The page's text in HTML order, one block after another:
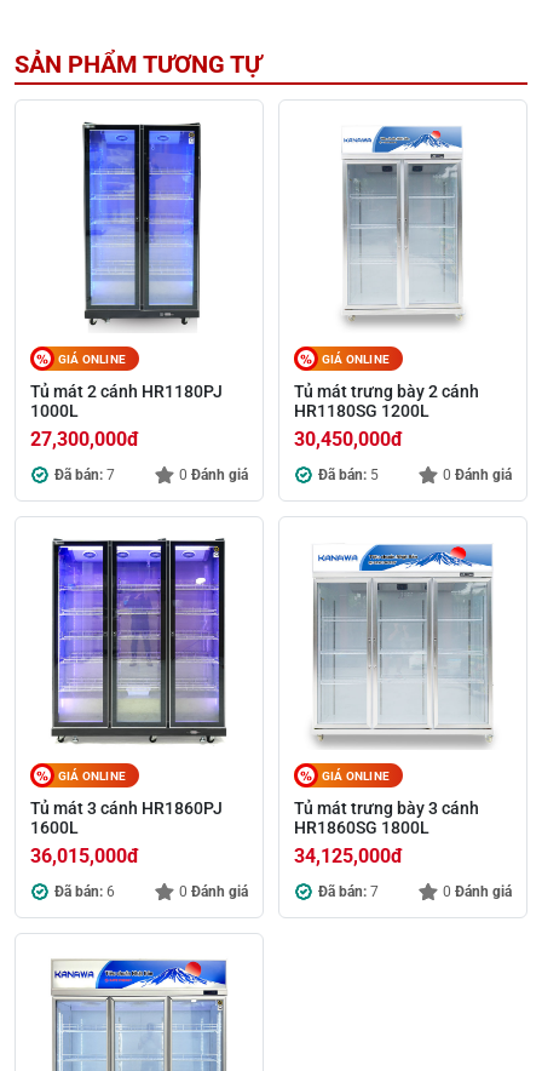
SẢN PHẨM TƯƠNG TỰ
GIÁ ONLINE
Tủ mát 2 cánh HR1180PJ
1000L
27,300,000đ
Đã bán: 7 0 Đánh giá
GIÁ ONLINE
Tủ mát trưng bày 2 cánh
HR1180SG 1200L
30,450,000đ
Đã bán: 5 0 Đánh giá
GIÁ ONLINE
Tủ mát 3 cánh HR1860PJ
1600L
36,015,000đ
Đã bán: 6 0 Đánh giá
GIÁ ONLINE
Tủ mát trưng bày 3 cánh
HR1860SG 1800L
34,125,000đ
Đã bán: 7 0 Đánh giá